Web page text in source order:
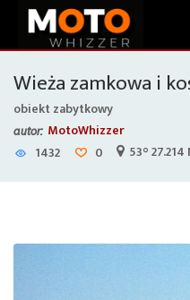
Wieża zamkowa i
obiekt zabytkowy
autor: MotoWhizzer
1432
0 53° 27.214